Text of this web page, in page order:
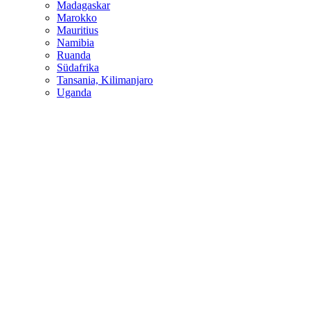
Madagaskar
Marokko
Mauritius
Namibia
Ruanda
Südafrika
Tansania, Kilimanjaro
Uganda